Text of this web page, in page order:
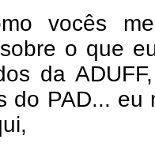
vocês
o que
da
do PAD...